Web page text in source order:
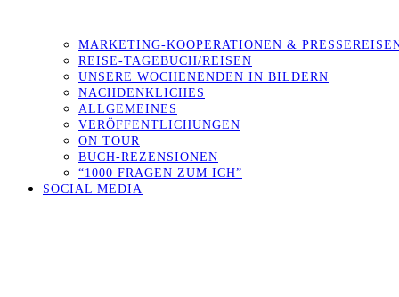
MARKETING-KOOPERATIONEN &
REISE-TAGEBUCH/REISEN
UNSERE WOCHENENDEN IN BILDERN
NACHDENKLICHES
ALLGEMEINES
VERÖFFENTLICHUNGEN
ON TOUR
BUCH-REZENSIONEN
“1000 FRAGEN ZUM ICH”
SOCIAL MEDIA